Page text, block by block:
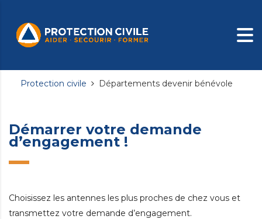
Protection civile Départements devenir bénévole
Démarrer votre demande
d’engagement !
Choisissez les antennes les plus proches de chez vous et
transmettez votre demande d’engagement.